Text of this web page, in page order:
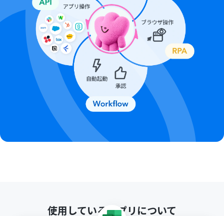
■このワークフローのカスタムポイント
「AI機能：テキストからデータを抽出する」オペレーショ
ンでは、フォーム送信時の情報やファイル名などから、
後続処理に必要な特定の情報を抽出するように、抽出対
象のデータや条件を任意で設定することが可能です。
「AI機能：テキストを生成する」オペレーションでは、文
字化けしたテキストをどのように修正・生成するかをプ
ロンプト（指示文）で具体的に設定できます。例えば、特
定の文字コードへの変換を試みる指示や、よくある文字
化けのパターンを修正するような指示を記述できます。
「Microsoft Excel：レコードを更新する」オペレーショ
ンでは、更新対象のセルを指定するだけでなく、AIで修正
されたテキスト以外にも固定値を入力したり、前段のオペ
レーションで取得した別の動的な値を他の列のヘッダと
間隔を選択できます。
使用しているアプリについて